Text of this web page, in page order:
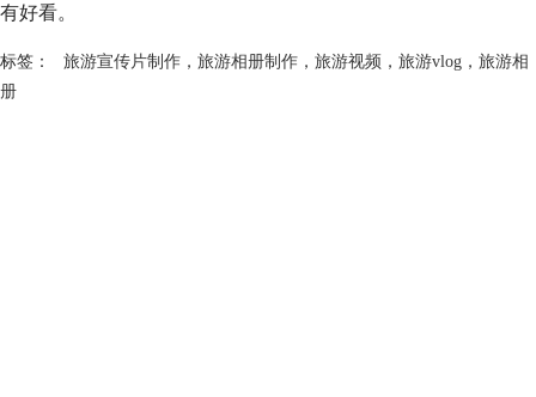
有好看。
标签： 旅游宣传片制作， 旅游相册制作， 旅游视频， 旅游vlog， 旅游相
册